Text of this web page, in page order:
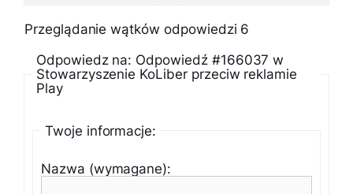
Przeglądanie wątków odpowiedzi 6
Odpowiedz na: Odpowiedź #166037 w
Stowarzyszenie KoLiber przeciw reklamie
Play
Twoje informacje:
Nazwa (wymagane):